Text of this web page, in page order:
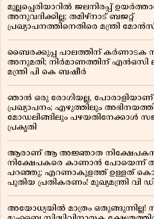
മുല്ലപ്പെരിയാറിൽ ജലനിരപ്പ്
അനുവദിക്കില്ല; തമിഴ്നാട് ബജറ്റ്
പ്രഖ്യാപനത്തിനെതിരെ മന്ത്രി
ബൈരക്കുപ്പ പാലത്തിന് കർണാടക
അനുമതി; നിർമാണത്തിന് എൻഒസി
മന്ത്രി പി കെ ബഷീർ
ഞാൻ ഒരു രോഗിയല്ല,
പ്രഖ്യാപനം; എഴുത്തിലും
മോഡലിങ്ങിലും പഴയതിനേക്കാൾ
പ്രകൃതി
ആരാണ് ആ അജ്ഞാത
നിക്ഷേപകരെ കാണാൻ പോയെന്ന്
പറഞ്ഞു; എറണാകുളത്ത് ഉള്ളത്
പുതിയ പ്രതികരണം! മുഖ്യമന്ത്രി വി
അയോധ്യയിൽ മാത്രം ഒതുങ്ങുന്നില്ല!